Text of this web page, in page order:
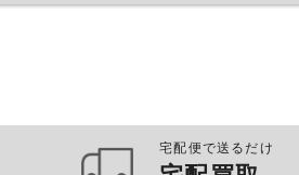
宅配便で送るだけ